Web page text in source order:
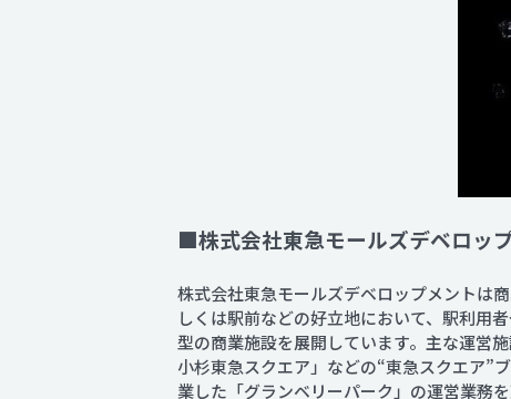
■株式会社東急モールズデベロッ
株式会社東急モールズデベロップメントは
しくは駅前などの好立地において、駅利用
型の商業施設を展開しています。主な運営
小杉東急スクエア」などの“東急スクエア”
業した「グランベリーパーク」の運営業務